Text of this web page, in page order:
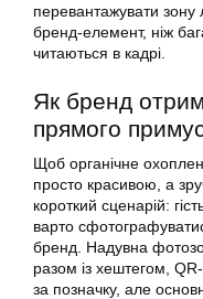
перевантажувати
бренд-елемент, ніж
читаються в кадрі.
Як бренд
прямого
Щоб органічне
просто красивою, а
короткий сценарій:
варто
бренд. Надувна
разом із хештегом,
за позначку, але